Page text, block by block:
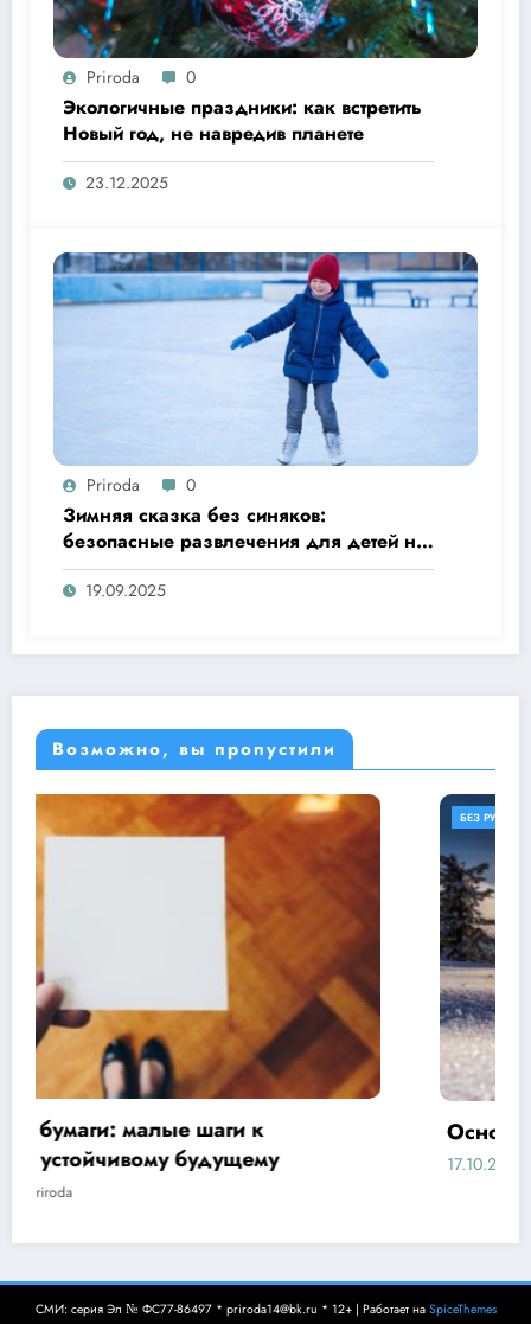
Priroda 0
Экологичные праздники: как встретить
Новый год, не навредив планете
23.12.2025
Priroda 0
Зимняя сказка без синяков:
безопасные развлечения для детей на
улице
19.09.2025
Возможно, вы пропустили
БЕЗ РУБРИКИ ОБЕРЕГАЕМ ПРИРОДУ
Основы бережливого отношения
17.10.2024 Priroda
СМИ: серия Эл № ФС77-86497 * priroda14@bk.ru * 12+ | Работает наSpiceThemes